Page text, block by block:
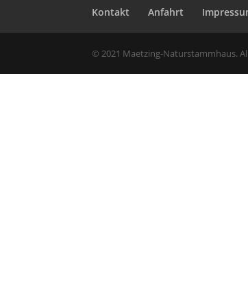
Kontakt Anfahrt
© 2021 Maetzing-Naturstammhaus.